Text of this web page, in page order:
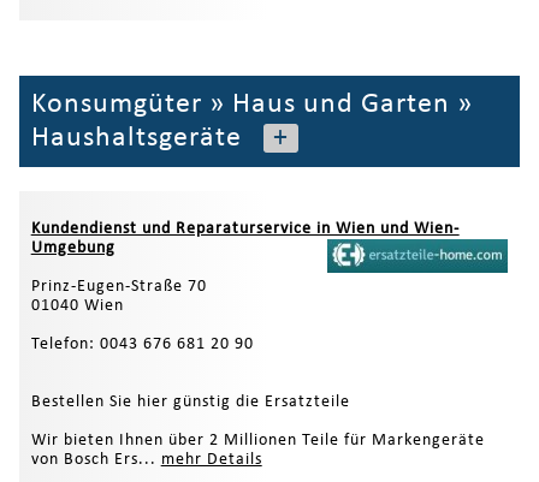
Konsumgüter » Haus und Garten »
Haushaltsgeräte
+
Kundendienst und Reparaturservice in Wien und Wien-
Umgebung
Prinz-Eugen-Straße 70
01040 Wien
Telefon: 0043 676 681 20 90
Bestellen Sie hier günstig die Ersatzteile
Wir bieten Ihnen über 2 Millionen Teile für Markengeräte
von Bosch Ers... mehr Details